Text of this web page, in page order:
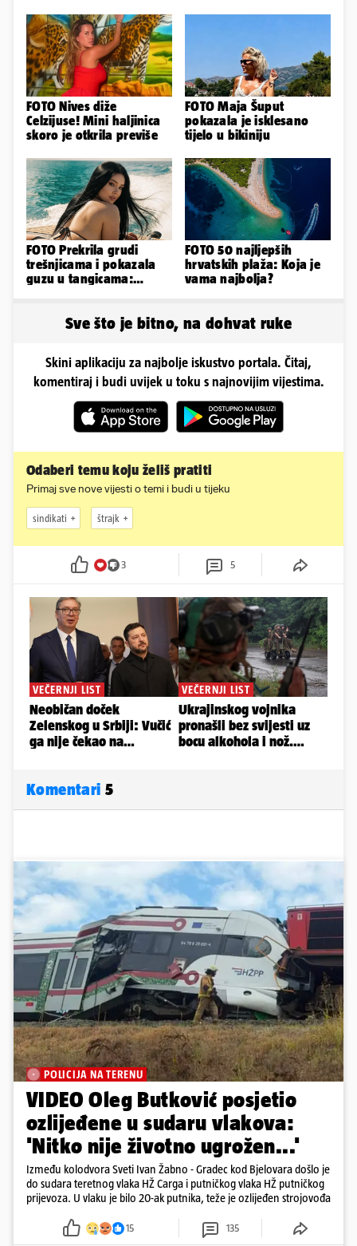
FOTO Nives diže
Celzijuse! Mini haljinica
skoro je otkrila previše
FOTO Maja Šuput
pokazala je isklesano
tijelo u bikiniju
FOTO Prekrila grudi
trešnjicama i pokazala
guzu u tangicama:
FOTO 50 najljepših
hrvatskih plaža: Koja je
vama najbolja?
Sve što je bitno, na dohvat ruke
Skini aplikaciju za najbolje iskustvo portala. Čitaj,
komentiraj i budi uvijek u toku s najnovijim vijestima.
Odaberi temu koju želiš pratiti
Primaj sve nove vijesti o temi i budi u tijeku
sindikati štrajk
3 5
Komentari 5
POLICIJA NA TERENU
VIDEO Oleg Butković posjetio
ozlijeđene u sudaru vlakova:
'Nitko nije životno ugrožen...'
Između kolodvora Sveti Ivan Žabno - Gradec kod Bjelovara došlo je
do sudara teretnog vlaka HŽ Carga i putničkog vlaka HŽ putničkog
prijevoza. U vlaku je bilo 20-ak putnika, teže je ozlijeđen strojovođa
15 135